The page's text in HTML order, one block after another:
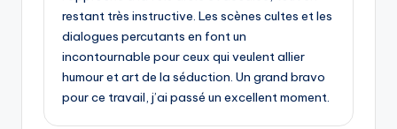
restant très instructive. Les scènes cultes et les
dialogues percutants en font un
incontournable pour ceux qui veulent allier
humour et art de la séduction. Un grand bravo
pour ce travail, j’ai passé un excellent moment.